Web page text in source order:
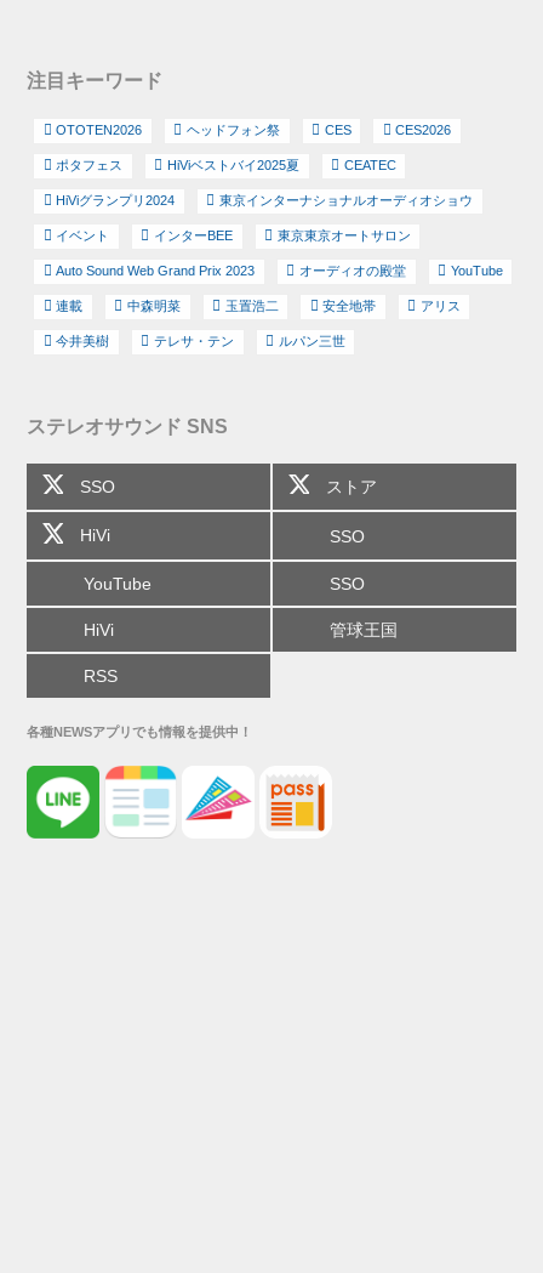
注目キーワード
OTOTEN2026 ヘッドフォン祭 CES CES2026
ポタフェス HiViベストバイ2025夏 CEATEC
HiViグランプリ2024 東京インターナショナルオーディオショウ
イベント インターBEE 東京東京オートサロン
Auto Sound Web Grand Prix 2023 オーディオの殿堂 YouTube
連載 中森明菜 玉置浩二 安全地帯 アリス
今井美樹 テレサ・テン ルパン三世
ステレオサウンド SNS
SSO ストア
HiVi SSO
YouTube SSO
HiVi 管球王国
RSS
各種NEWSアプリでも情報を提供中！